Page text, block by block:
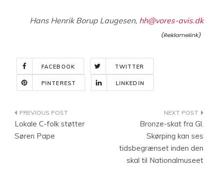
Hans Henrik Borup Laugesen, hh@vores-avis.dk
FACEBOOK TWITTER
PINTEREST LINKEDIN
Indlægsnavigation
Lokale C-folk støtter
Søren Pape
Bronze-skat fra Gl.
Skørping kan ses
tidsbegrænset inden den
skal til Nationalmuseet